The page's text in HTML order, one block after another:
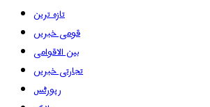
تازہ ترین
قومی خبریں
بین الاقوامی
تجارتی خبریں
رپورٹس